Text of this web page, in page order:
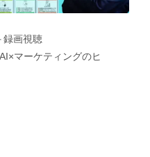
画視聴
マーケティングのヒ